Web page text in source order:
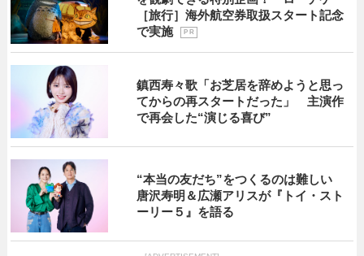
［旅行］海外航空券取扱スタート記念
で実施
P R
鎮西寿々歌「お芝居を辞めようと思っ
てからの再スタートだった」 主演作
で再会した“演じる喜び”
“本当の友だち”をつくるのは難しい
唐沢寿明＆広瀬アリスが『トイ・スト
ーリー５』を語る